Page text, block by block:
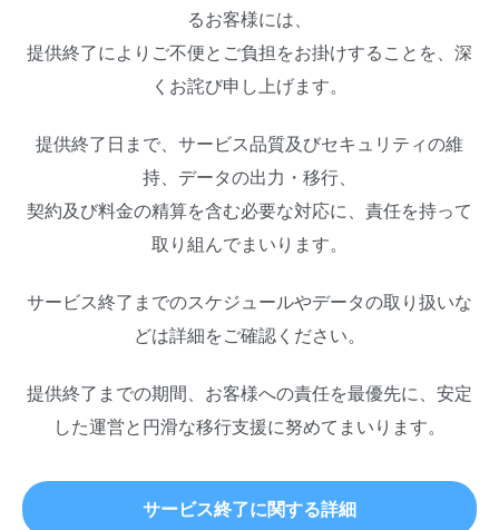
るお客様には、
提供終了によりご不便とご負担をお掛けすることを、深
くお詫び申し上げます。
提供終了日まで、サービス品質及びセキュリティの維
持、データの出力・移行、
契約及び料金の精算を含む必要な対応に、責任を持って
取り組んでまいります。
サービス終了までのスケジュールやデータの取り扱いな
どは詳細をご確認ください。
提供終了までの期間、お客様への責任を最優先に、安定
した運営と円滑な移行支援に努めてまいります。
サービス終了に関する詳細